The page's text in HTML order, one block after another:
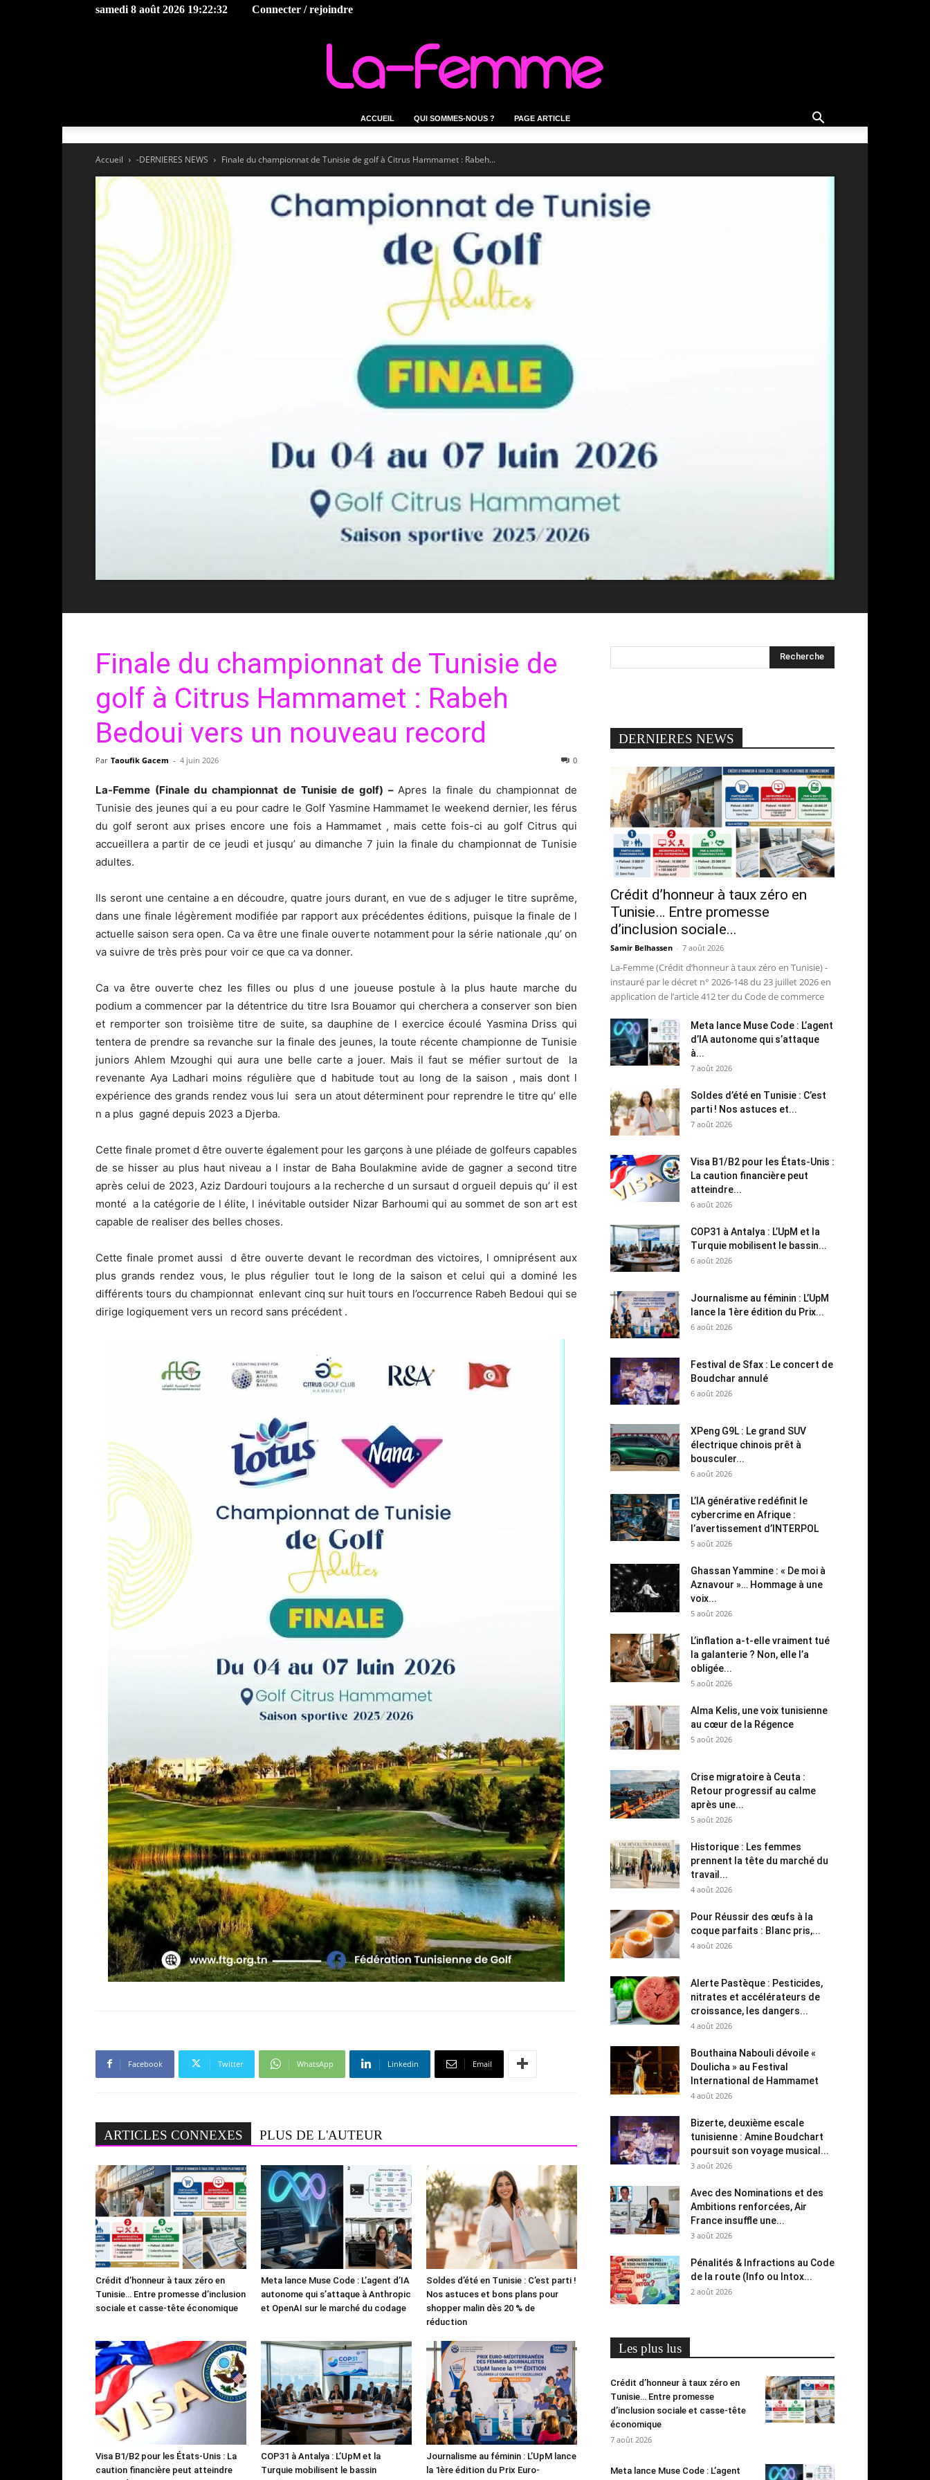
samedi 8 août 2026 19:22:32 Connecter / rejoindre
femme.tn
ACCUEIL QUI SOMMES-NOUS ? PAGE ARTICLE
Accueil -DERNIERES NEWS Finale du championnat de Tunisie de golf à Citrus Hammamet : Rabeh...
Finale du championnat de Tunisie de
golf à Citrus Hammamet : Rabeh
Bedoui vers un nouveau record
Par Taoufik Gacem - 4 juin 2026 0
La-Femme (Finale du championnat de Tunisie de golf) – Apres la finale du championnat de
Tunisie des jeunes qui a eu pour cadre le Golf Yasmine Hammamet le weekend dernier, les férus
du golf seront aux prises encore une fois a Hammamet , mais cette fois-ci au golf Citrus qui
accueillera a partir de ce jeudi et jusqu’ au dimanche 7 juin la finale du championnat de Tunisie
adultes.
Ils seront une centaine a en découdre, quatre jours durant, en vue de s adjuger le titre suprême,
dans une finale légèrement modifiée par rapport aux précédentes éditions, puisque la finale de l
actuelle saison sera open. Ca va être une finale ouverte notamment pour la série nationale ,qu’ on
va suivre de très près pour voir ce que ca va donner.
Ca va être ouverte chez les filles ou plus d une joueuse postule à la plus haute marche du
podium a commencer par la détentrice du titre Isra Bouamor qui cherchera a conserver son bien
et remporter son troisième titre de suite, sa dauphine de l exercice écoulé Yasmina Driss qui
tentera de prendre sa revanche sur la finale des jeunes, la toute récente championne de Tunisie
juniors Ahlem Mzoughi qui aura une belle carte a jouer. Mais il faut se méfier surtout de la
revenante Aya Ladhari moins régulière que d habitude tout au long de la saison , mais dont l
expérience des grands rendez vous lui sera un atout déterminent pour reprendre le titre qu’ elle
n a plus gagné depuis 2023 a Djerba.
Cette finale promet d être ouverte également pour les garçons à une pléiade de golfeurs capables
de se hisser au plus haut niveau a l instar de Baha Boulakmine avide de gagner a second titre
après celui de 2023, Aziz Dardouri toujours a la recherche d un sursaut d orgueil depuis qu’ il est
monté a la catégorie de l élite, l inévitable outsider Nizar Barhoumi qui au sommet de son art est
capable de realiser des belles choses.
Cette finale promet aussi d être ouverte devant le recordman des victoires, l omniprésent aux
plus grands rendez vous, le plus régulier tout le long de la saison et celui qui a dominé les
différents tours du championnat enlevant cinq sur huit tours en l’occurrence Rabeh Bedoui qui se
dirige logiquement vers un record sans précédent .
Facebook Twitter WhatsApp Linkedin Email
ARTICLES CONNEXES PLUS DE L'AUTEUR
Crédit d’honneur à taux zéro en
Tunisie… Entre promesse d’inclusion
sociale et casse-tête économique
Meta lance Muse Code : L’agent d’IA
autonome qui s’attaque à Anthropic
et OpenAI sur le marché du codage
Soldes d’été en Tunisie : C’est parti !
Nos astuces et bons plans pour
shopper malin dès 20 % de
réduction
Visa B1/B2 pour les États-Unis : La
caution financière peut atteindre
COP31 à Antalya : L’UpM et la
Turquie mobilisent le bassin
Journalisme au féminin : L’UpM lance
la 1ère édition du Prix Euro-
DERNIERES NEWS
Crédit d’honneur à taux zéro en
Tunisie… Entre promesse
d’inclusion sociale...
Samir Belhassen - 7 août 2026
La-Femme (Crédit d’honneur à taux zéro en Tunisie) -
instauré par le décret n° 2026-148 du 23 juillet 2026 en
application de l’article 412 ter du Code de commerce
Meta lance Muse Code : L’agent
d’IA autonome qui s’attaque
à...
7 août 2026
Soldes d’été en Tunisie : C’est
parti ! Nos astuces et...
7 août 2026
Visa B1/B2 pour les États-Unis :
La caution financière peut
atteindre...
6 août 2026
COP31 à Antalya : L’UpM et la
Turquie mobilisent le bassin...
6 août 2026
Journalisme au féminin : L’UpM
lance la 1ère édition du Prix...
6 août 2026
Festival de Sfax : Le concert de
Boudchar annulé
6 août 2026
XPeng G9L : Le grand SUV
électrique chinois prêt à
bousculer...
6 août 2026
L’IA générative redéfinit le
cybercrime en Afrique :
l’avertissement d’INTERPOL
5 août 2026
Ghassan Yammine : « De moi à
Aznavour »… Hommage à une
voix...
5 août 2026
L’inflation a-t-elle vraiment tué
la galanterie ? Non, elle l’a
obligée...
5 août 2026
Alma Kelis, une voix tunisienne
au cœur de la Régence
5 août 2026
Crise migratoire à Ceuta :
Retour progressif au calme
après une...
5 août 2026
Historique : Les femmes
prennent la tête du marché du
travail...
4 août 2026
Pour Réussir des œufs à la
coque parfaits : Blanc pris,...
4 août 2026
Alerte Pastèque : Pesticides,
nitrates et accélérateurs de
croissance, les dangers...
4 août 2026
Bouthaina Nabouli dévoile «
Doulicha » au Festival
International de Hammamet
4 août 2026
Bizerte, deuxième escale
tunisienne : Amine Boudchart
poursuit son voyage musical...
3 août 2026
Avec des Nominations et des
Ambitions renforcées, Air
France insuffle une...
3 août 2026
Pénalités & Infractions au Code
de la route (Info ou Intox...
2 août 2026
Les plus lus
Crédit d’honneur à taux zéro en
Tunisie… Entre promesse
d’inclusion sociale et casse-tête
économique
7 août 2026
Meta lance Muse Code : L’agent